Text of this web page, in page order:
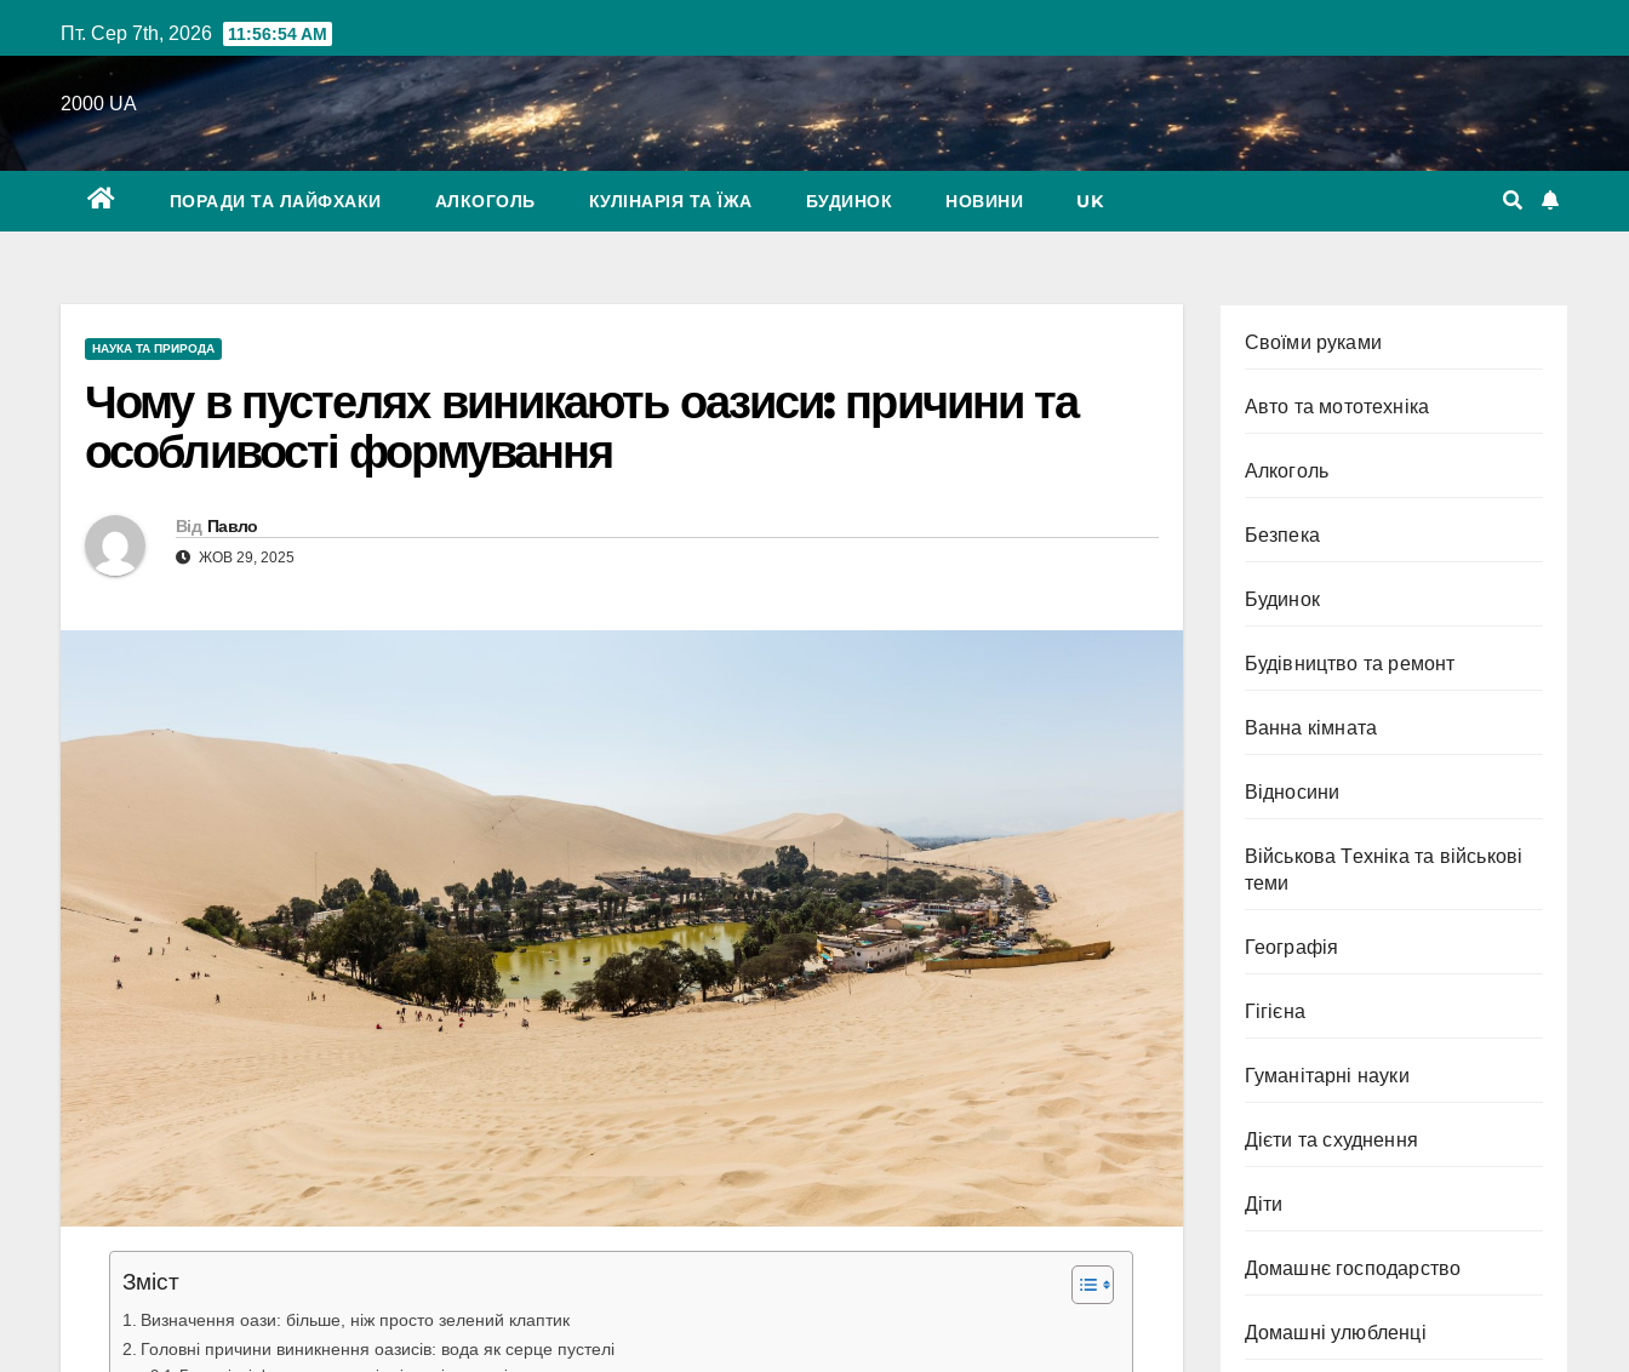
до
Пт. Сер 7th, 2026 11:56:55 AM
2000 UA
ПОРАДИ ТА ЛАЙФХАКИ АЛКОГОЛЬ КУЛІНАРІЯ ТА ЇЖА БУДИНОК НОВИНИ UK
НАУКА ТА ПРИРОДА
Чому в пустелях виникають оазиси: причини та
особливості формування
Від Павло
ЖОВ 29, 2025
Зміст
Визначення оази: більше, ніж просто зелений клаптик
Головні причини виникнення оазисів: вода як серце пустелі
Cвоїми руками
Авто та мототехніка
Алкоголь
Безпека
Будинок
Будівництво та ремонт
Ванна кімната
Відносини
Військова Техніка та військові
теми
Географія
Гігієна
Гуманітарні науки
Дієти та схуднення
Діти
Домашнє господарство
Домашні улюбленці